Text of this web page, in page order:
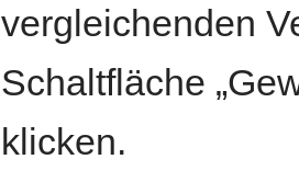
vergleichenden
Schaltfläche
klicken.